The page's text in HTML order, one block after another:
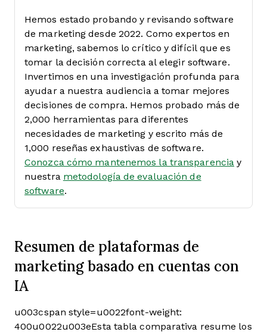
Hemos estado probando y revisando software
de marketing desde 2022. Como expertos en
marketing, sabemos lo crítico y difícil que es
tomar la decisión correcta al elegir software.
Invertimos en una investigación profunda para
ayudar a nuestra audiencia a tomar mejores
decisiones de compra. Hemos probado más de
2,000 herramientas para diferentes
necesidades de marketing y escrito más de
1,000 reseñas exhaustivas de software.
Conozca cómo mantenemos la transparencia y
nuestra metodología de evaluación de
software.
Resumen de plataformas de
marketing basado en cuentas con
IA
u003cspan style=u0022font-weight:
400u0022u003eEsta tabla comparativa resume los